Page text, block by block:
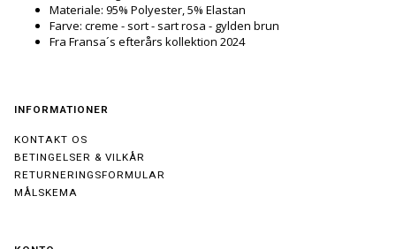
Materiale: 95% Polyester, 5% Elastan
Farve: creme - sort - sart rosa - gylden brun
Fra Fransa´s efterårs kollektion 2024
INFORMATIONER
KONTAKT OS
BETINGELSER & VILKÅR
RETURNERINGSFORMULAR
MÅLSKEMA